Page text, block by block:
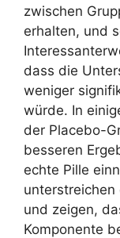
zwischen
erhalten, und
dass die
weniger
würde. In
der Placebo-
besseren
echte Pille
und zeigen,
Komponente